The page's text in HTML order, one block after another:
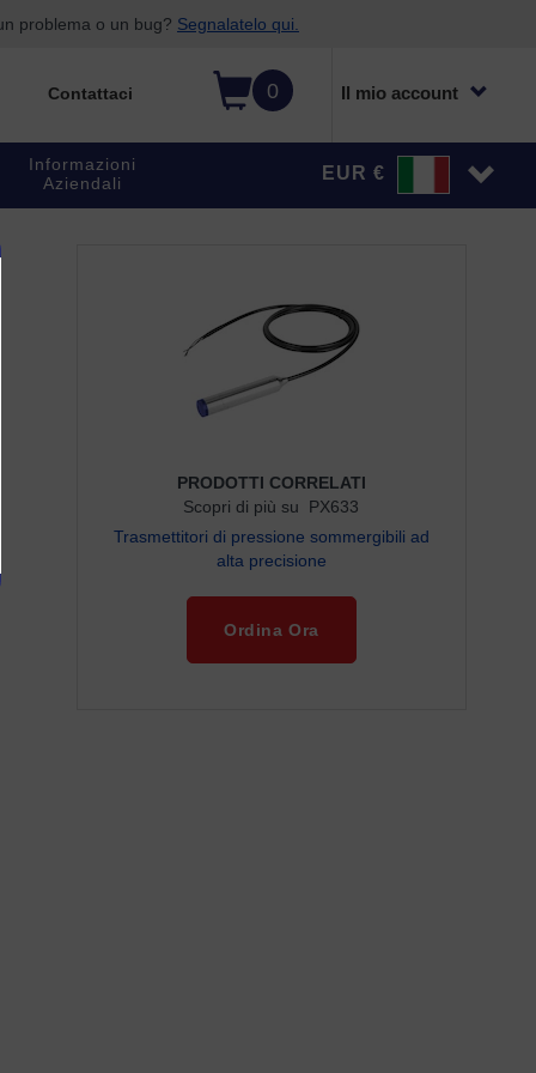
problema o un bug? Segnalatelo qui.
0 Il mio account
Contattaci
Informazioni
Aziendali
EUR €
PRODOTTI CORRELATI
Scopri di più su PX633
Trasmettitori di pressione sommergibili ad
alta precisione
Ordina Ora